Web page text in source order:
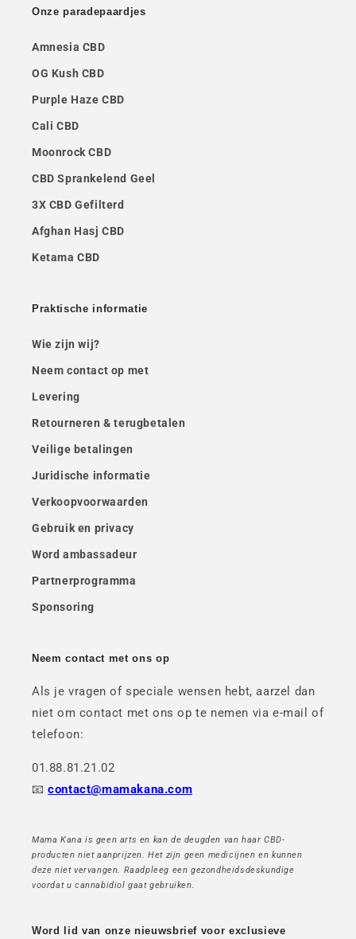
Onze paradepaardjes
Amnesia CBD
OG Kush CBD
Purple Haze CBD
Cali CBD
Moonrock CBD
CBD Sprankelend Geel
3X CBD Gefilterd
Afghan Hasj CBD
Ketama CBD
Praktische informatie
Wie zijn wij?
Neem contact op met
Levering
Retourneren & terugbetalen
Veilige betalingen
Juridische informatie
Verkoopvoorwaarden
Gebruik en privacy
Word ambassadeur
Partnerprogramma
Sponsoring
Neem contact met ons op
Als je vragen of speciale wensen hebt, aarzel dan
niet om contact met ons op te nemen via e-mail of
telefoon:
01.88.81.21.02
📧contact@mamakana.com
Mama Kana is geen arts en kan de deugden van haar CBD-
producten niet aanprijzen. Het zijn geen medicijnen en kunnen
deze niet vervangen. Raadpleeg een gezondheidsdeskundige
voordat u cannabidiol gaat gebruiken.
Word lid van onze nieuwsbrief voor exclusieve